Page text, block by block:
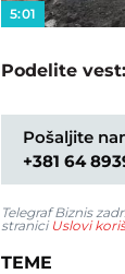
5:01
Podelite vest:
Pošaljite
+381 64
Telegraf Biznis
stranici Uslovi
TEME